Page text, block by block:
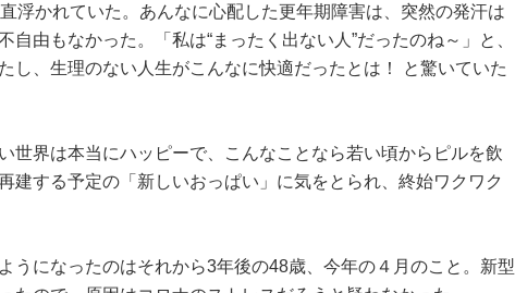
浮かれていた。あんなに心配した更年期障害は、突然の発汗は
由もなかった。「私は“まったく出ない人”だったのね～」と、
し、生理のない人生がこんなに快適だったとは！ と驚いていた
世界は本当にハッピーで、こんなことなら若い頃からピルを飲
建する予定の「新しいおっぱい」に気をとられ、終始ワクワク
うになったのはそれから3年後の48歳、今年の４月のこと。新型